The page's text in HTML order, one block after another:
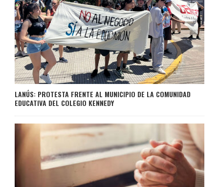
LANÚS: PROTESTA FRENTE AL MUNICIPIO DE LA COMUNIDAD
EDUCATIVA DEL COLEGIO KENNEDY